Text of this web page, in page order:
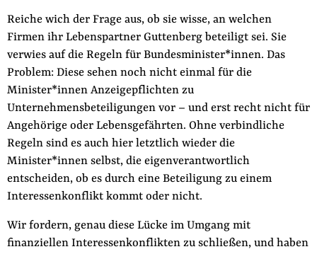
Reiche wich der Frage aus, ob sie wisse, an welchen
Firmen ihr Lebenspartner Guttenberg beteiligt sei. Sie
verwies auf die Regeln für Bundesminister*innen. Das
Problem: Diese sehen noch nicht einmal für die
Minister*innen Anzeigepflichten zu
Unternehmensbeteiligungen vor – und erst recht nicht für
Angehörige oder Lebensgefährten. Ohne verbindliche
Regeln sind es auch hier letztlich wieder die
Minister*innen selbst, die eigenverantwortlich
entscheiden, ob es durch eine Beteiligung zu einem
Interessenkonflikt kommt oder nicht.
Wir fordern, genau diese Lücke im Umgang mit
finanziellen Interessenkonflikten zu schließen, und haben